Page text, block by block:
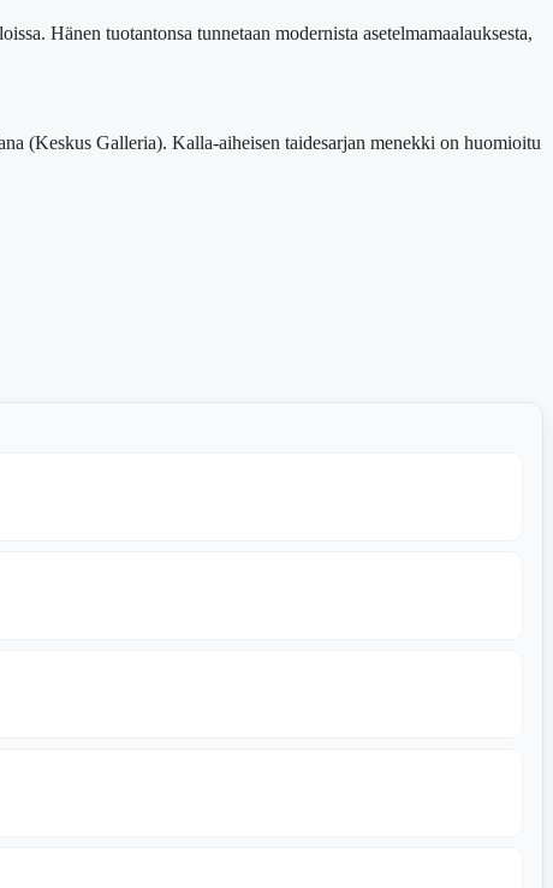
Hänen tuotantonsa tunnetaan modernista asetelmamaalauksesta,
(Keskus Galleria). Kalla-aiheisen taidesarjan menekki on huomioitu